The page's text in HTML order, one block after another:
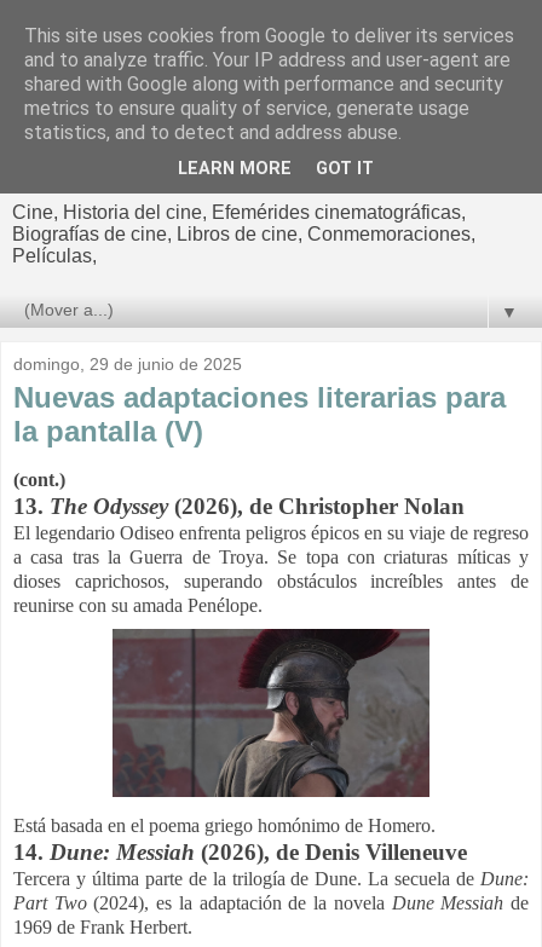
El cultural
cinematográfico de Jorge
Cine, Historia del cine, Efemérides cinematográficas,
Biografías de cine, Libros de cine, Conmemoraciones,
Películas,
▼
domingo, 29 de junio de 2025
Nuevas adaptaciones literarias para
la pantalla (V)
(cont.)
13. The Odyssey(2026), de Christopher Nolan
El legendario Odiseo enfrenta peligros épicos en su viaje de regreso
a casa tras la Guerra de Troya. Se topa con criaturas míticas y
dioses caprichosos, superando obstáculos increíbles antes de
reunirse con su amada Penélope.
Está basada en el poema griego homónimo de Homero.
14. Dune: Messiah (2026), de Denis Villeneuve
Tercera y última parte de la trilogía de Dune. La secuela de Dune:
Part Two(2024), es la adaptación de la novela Dune Messiah de
1969 de Frank Herbert.
This site uses cookies from Google to deliver its services
and to analyze traffic. Your IP address and user-agent are
shared with Google along with performance and security
metrics to ensure quality of service, generate usage
statistics, and to detect and address abuse.
LEARN MORE GOT IT